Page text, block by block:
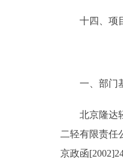
十四、项目
一、部门
北京隆达轻
二轻有限责任
京政函